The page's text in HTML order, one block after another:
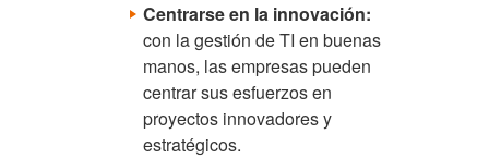
Centrarse en la innovación:
con la gestión de TI en buenas
manos, las empresas pueden
centrar sus esfuerzos en
proyectos innovadores y
estratégicos.